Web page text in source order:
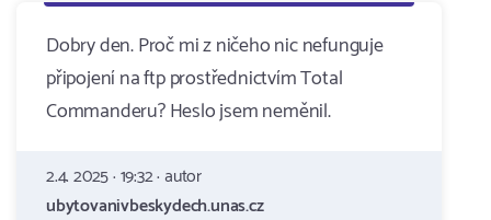
Dobry den. Proč mi z ničeho nic nefunguje
připojení na ftp prostřednictvím Total
Commanderu? Heslo jsem neměnil.
2.4. 2025 · 19:32 · autor
ubytovanivbeskydech.unas.cz